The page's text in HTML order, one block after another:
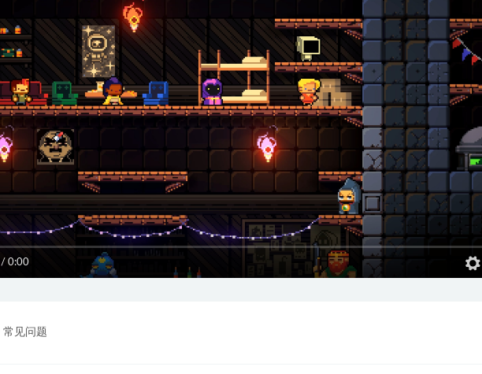
/ 0:00
常见问题